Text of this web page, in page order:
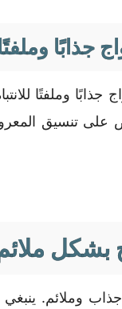
وملفتًا
وملفتًا
على تنسيق
بشكل
وملائم.